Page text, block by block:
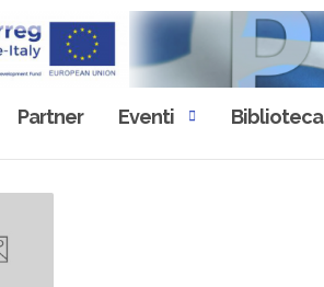
Partner Eventi Biblioteca